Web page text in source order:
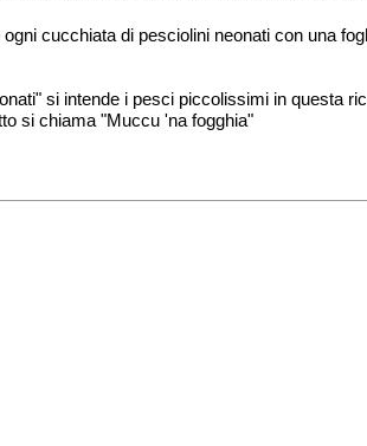
cucchiata di pesciolini neonati con una
si intende i pesci piccolissimi in questa
si chiama "Muccu 'na fogghia"